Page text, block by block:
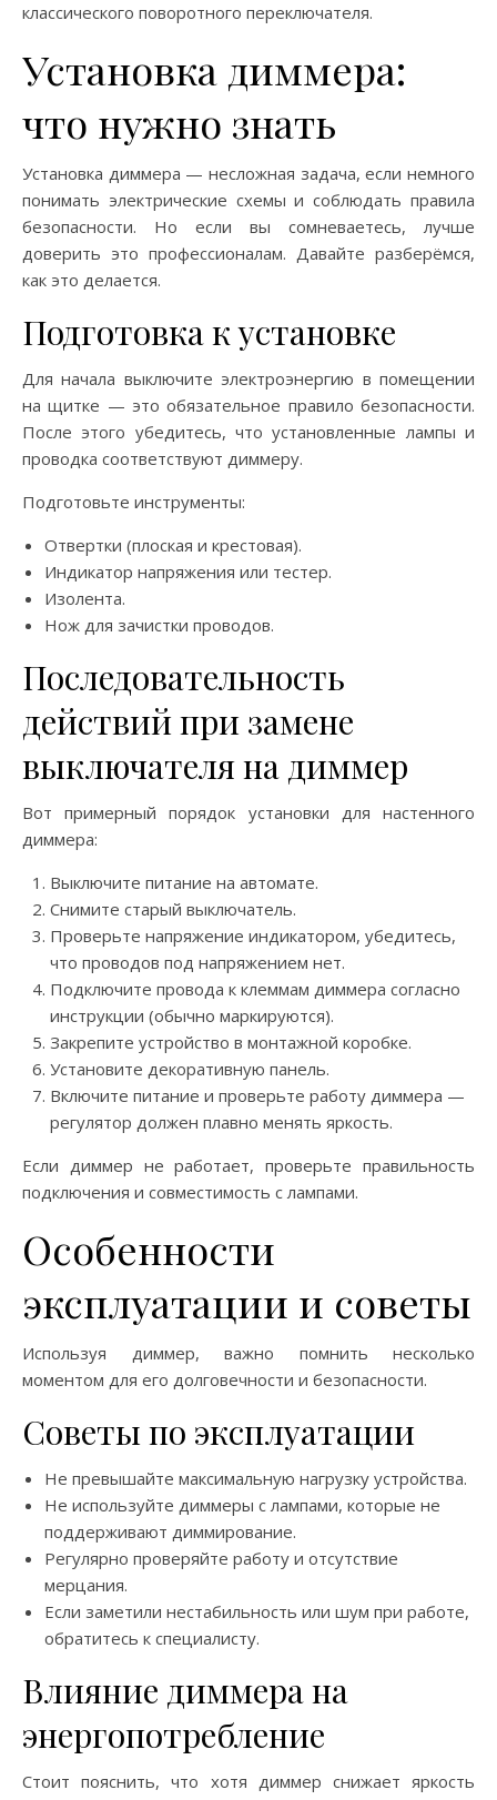
классического поворотного переключателя.
Установка диммера:
что нужно знать
Установка диммера — несложная задача, если немного
понимать электрические схемы и соблюдать правила
безопасности. Но если вы сомневаетесь, лучше
доверить это профессионалам. Давайте разберёмся,
как это делается.
Подготовка к установке
Для начала выключите электроэнергию в помещении
на щитке — это обязательное правило безопасности.
После этого убедитесь, что установленные лампы и
проводка соответствуют диммеру.
Подготовьте инструменты:
Отвертки (плоская и крестовая).
Индикатор напряжения или тестер.
Изолента.
Нож для зачистки проводов.
Последовательность
действий при замене
выключателя на диммер
Вот примерный порядок установки для настенного
диммера:
Выключите питание на автомате.
Снимите старый выключатель.
Проверьте напряжение индикатором, убедитесь,
что проводов под напряжением нет.
Подключите провода к клеммам диммера согласно
инструкции (обычно маркируются).
Закрепите устройство в монтажной коробке.
Установите декоративную панель.
Включите питание и проверьте работу диммера —
регулятор должен плавно менять яркость.
Если диммер не работает, проверьте правильность
подключения и совместимость с лампами.
Особенности
эксплуатации и советы
Используя диммер, важно помнить несколько
моментом для его долговечности и безопасности.
Советы по эксплуатации
Не превышайте максимальную нагрузку устройства.
Не используйте диммеры с лампами, которые не
поддерживают диммирование.
Регулярно проверяйте работу и отсутствие
мерцания.
Если заметили нестабильность или шум при работе,
обратитесь к специалисту.
Влияние диммера на
энергопотребление
Стоит пояснить, что хотя диммер снижает яркость